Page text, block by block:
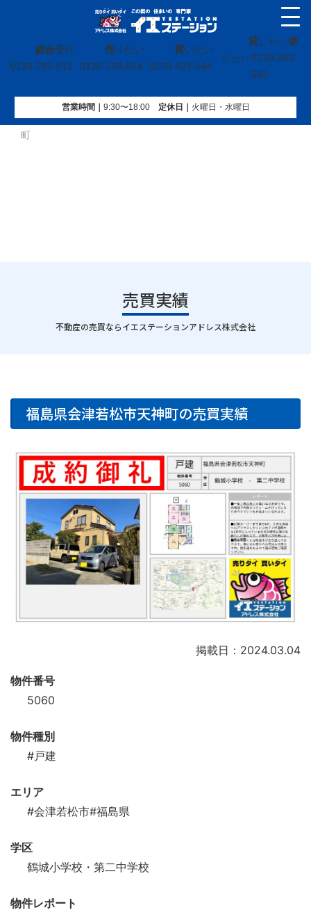
総合受付
0120-297-011
売りたい
0120-139-664
買いたい
0120-424-544
貸し たい 借
り たい 0120-302-
563
営業時間｜ 9:30〜18:00定休⽇｜ 火曜⽇・水曜⽇
イエステーション»売買実績»戸建»福島県会津若松市天神
町
売買実績
｜
不動産の売買ならイエステーションアドレス株式会社
福島県会津若松市天神町の売買実績
掲載日：2024.03.04
物件番号
5060
物件種別
#戸建
エリア
#会津若松市#福島県
学区
鶴城小学校・第二中学校
物件レポート